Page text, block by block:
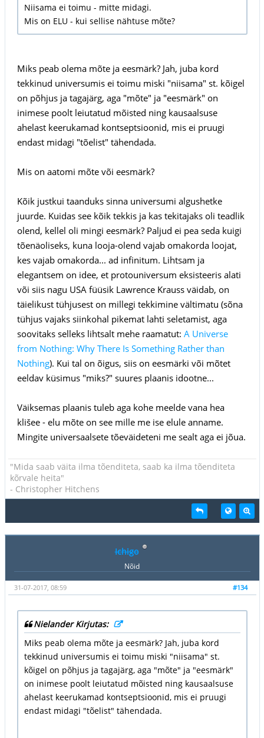
Niisama ei toimu - mitte midagi.
Mis on ELU - kui sellise nähtuse mõte?
Miks peab olema mõte ja eesmärk? Jah, juba kord
tekkinud universumis ei toimu miski "niisama" st. kõigel
on põhjus ja tagajärg, aga "mõte" ja "eesmärk" on
inimese poolt leiutatud mõisted ning kausaalsuse
ahelast keerukamad kontseptsioonid, mis ei pruugi
endast midagi "tõelist" tähendada.
Mis on aatomi mõte või eesmärk?
Kõik justkui taanduks sinna universumi algushetke
juurde. Kuidas see kõik tekkis ja kas tekitajaks oli teadlik
olend, kellel oli mingi eesmärk? Paljud ei pea seda kuigi
tõenäoliseks, kuna looja-olend vajab omakorda loojat,
kes vajab omakorda... ad infinitum. Lihtsam ja
elegantsem on idee, et protouniversum eksisteeris alati
või siis nagu USA füüsik Lawrence Krauss väidab, on
täielikust tühjusest on millegi tekkimine vältimatu (sõna
tühjus vajaks siinkohal pikemat lahti seletamist, aga
soovitaks selleks lihtsalt mehe raamatut: A Universe
from Nothing: Why There Is Something Rather than
Nothing). Kui tal on õigus, siis on eesmärki või mõtet
eeldav küsimus "miks?" suures plaanis idootne...
Väiksemas plaanis tuleb aga kohe meelde vana hea
klišee - elu mõte on see mille me ise elule anname.
Mingite universaalsete tõeväideteni me sealt aga ei jõua.
"Mida saab väita ilma tõenditeta, saab ka ilma tõenditeta
kõrvale heita"
- Christopher Hitchens
Ichigo
Nõid
#134
31-07-2017, 08:59
Nielander Kirjutas:
Miks peab olema mõte ja eesmärk? Jah, juba kord
tekkinud universumis ei toimu miski "niisama" st.
kõigel on põhjus ja tagajärg, aga "mõte" ja "eesmärk"
on inimese poolt leiutatud mõisted ning kausaalsuse
ahelast keerukamad kontseptsioonid, mis ei pruugi
endast midagi "tõelist" tähendada.